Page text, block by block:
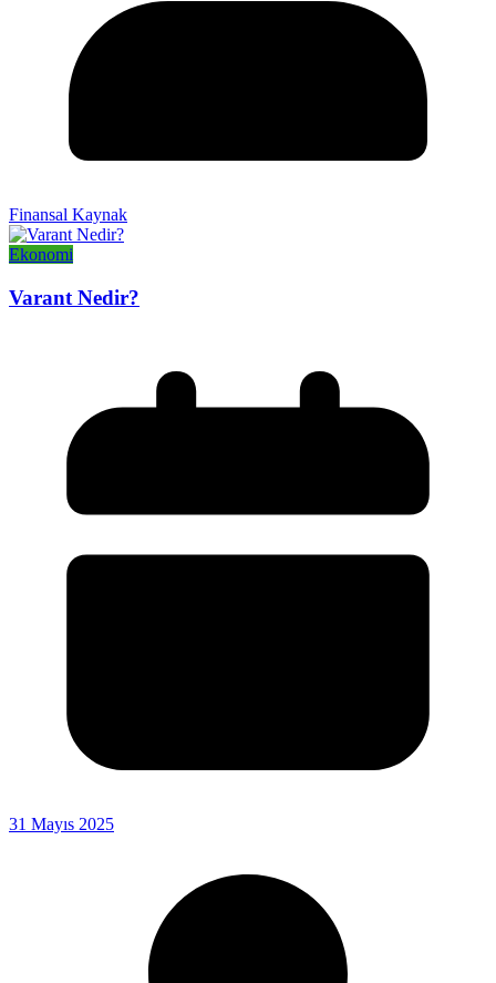
Finansal Kaynak
Ekonomi
Varant Nedir?
31 Mayıs 2025